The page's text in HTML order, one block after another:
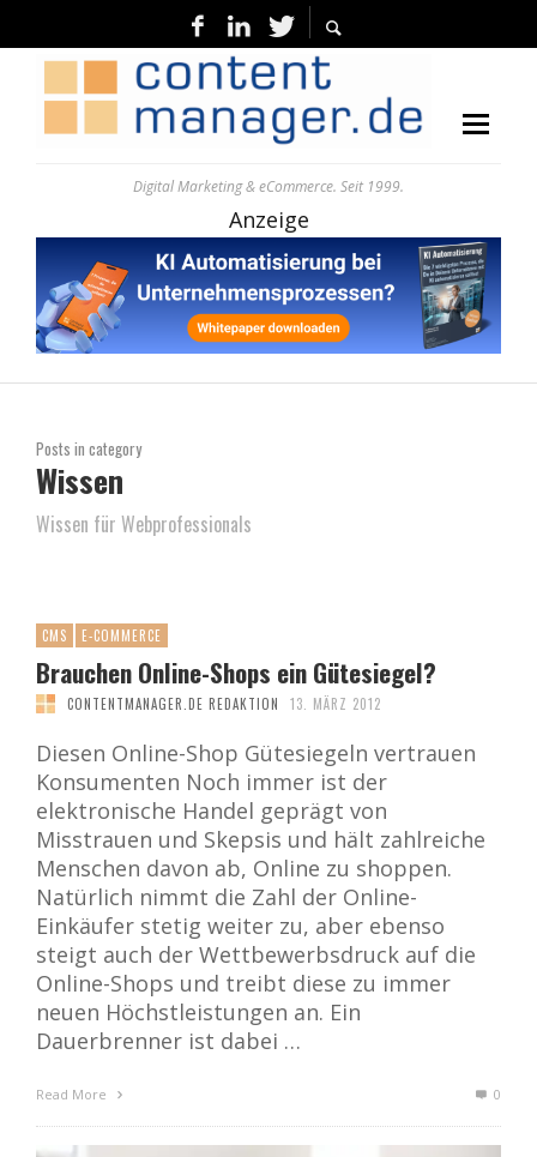
Digital Marketing & eCommerce. Seit 1999.
Anzeige
Posts in category
Wissen
Wissen für Webprofessionals
CMS E-COMMERCE
Brauchen Online-Shops ein Gütesiegel?
CONTENTMANAGER.DE REDAKTION 13. MÄRZ 2012
Diesen Online-Shop Gütesiegeln vertrauen
Konsumenten Noch immer ist der
elektronische Handel geprägt von
Misstrauen und Skepsis und hält zahlreiche
Menschen davon ab, Online zu shoppen.
Natürlich nimmt die Zahl der Online-
Einkäufer stetig weiter zu, aber ebenso
steigt auch der Wettbewerbsdruck auf die
Online-Shops und treibt diese zu immer
neuen Höchstleistungen an. Ein
Dauerbrenner ist dabei …
Read More 0